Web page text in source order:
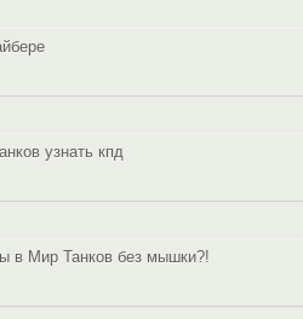
узнать кпд
в Мир Танков без мышки?!